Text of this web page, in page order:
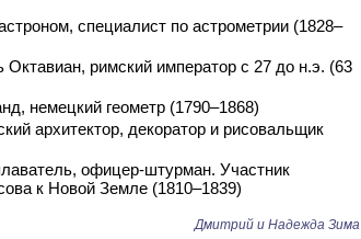
специалист по астрометрии (1828–
римский император с 27 до н.э. (63
немецкий геометр (1790–1868)
архитектор, декоратор и рисовальщик
офицер-штурман. Участник
к Новой Земле (1810–1839)
Дмитрий и Надежда Зима